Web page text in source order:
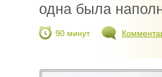
одна была
90 минут